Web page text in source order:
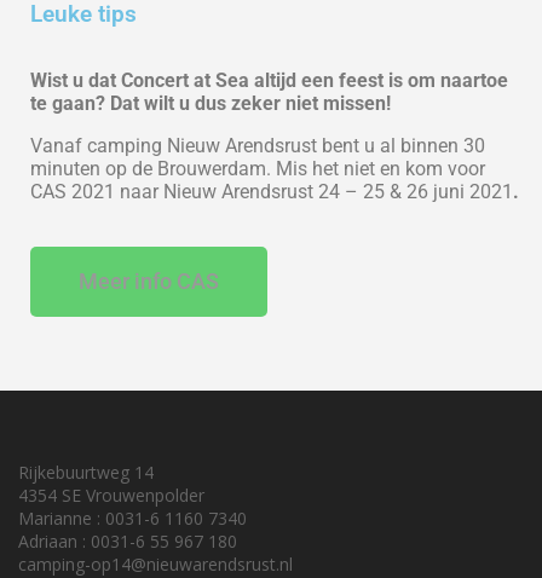
Leuke tips
Wist u dat Concert at Sea altijd een feest is om naartoe
te gaan? Dat wilt u dus zeker niet missen!
Vanaf camping Nieuw Arendsrust bent u al binnen 30
minuten op de Brouwerdam. Mis het niet en kom voor
CAS 2021 naar Nieuw Arendsrust 24 – 25 & 26 juni 2021 .
Meer info CAS
Rijkebuurtweg 14
4354 SE Vrouwenpolder
Marianne : 0031-6 1160 7340
Adriaan : 0031-6 55 967 180
camping-op14@nieuwarendsrust.nl